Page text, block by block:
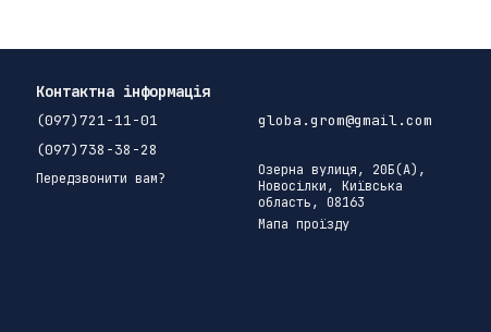
Контактна інформація
(097)721-11-01
(097)738-38-28
Передзвонити вам?
globa.grom@gmail.com
Озерна вулиця, 20Б(А),
Новосілки, Київська
область, 08163
Мапа проїзду